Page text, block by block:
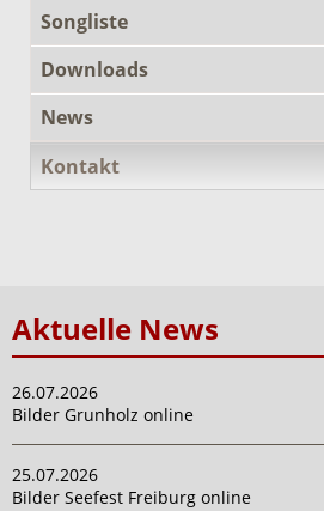
Songliste
Downloads
News
Kontakt
Aktuelle News
26.07.2026
Bilder Grunholz online
25.07.2026
Bilder Seefest Freiburg online